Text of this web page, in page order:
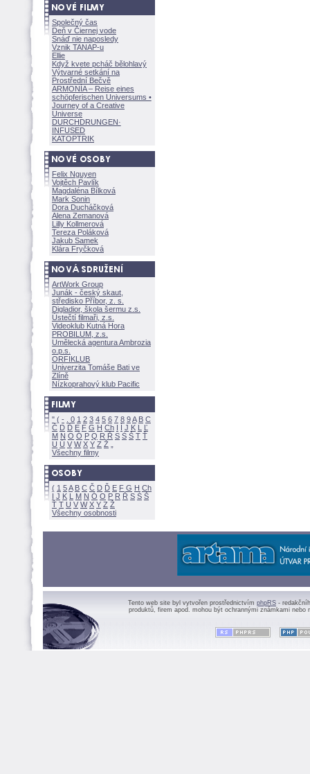
Společný čas
Deň v Čiernej vode
Snáď nie naposledy
Vznik TANAP-u
Ellie
Když kvete pcháč bělohlavý
Výtvarné setkání na
Prostřední Bečvě
ARMONÍA – Reise eines
schöpferischen Universums •
Journey of a Creative
Universe
DURCHDRUNGEN·
INFUSED
KATOPTRIK
Felix Nguyen
Vojtěch Pavlík
Magdaléna Bílkov
Mark Sonin
Dora Ducháčkov
Alena Zemanov
Lilly Kollmerov
Tereza Polákov
Jakub Samek
Klára Fryčkov
ArtWork Group
Junák - český skaut,
středisko Příbor, z. s.
Digladior, škola šermu z.s.
Ústečtí filmaři, z.s.
Videoklub Kutná Hora
PROBILUM, z.s.
Umělecká agentura Ambrozia
o.p.s.
ORFIKLUB
Univerzita Tomáše Bati ve
Zlíně
Nízkoprahový klub Pacific
" ( - 0 1 2 3 4 5 6 7 8 9A B C
Č D Ď E F G H Ch I Í J K L
Ľ
M N O Ó P Q R Ř S Ś T Ť
U Ú V W X Y Z
Všechny filmy
( 1 5A B C Č D Ď E F G H Ch
I J K L M N Ó O P R Ř S Ś
Ť T U V W X Y Z
Všechny osobnosti
Tento web site byl vytvořen prostřednictvím phpRS -
produktů, firem apod. mohou být ochrannými známkami